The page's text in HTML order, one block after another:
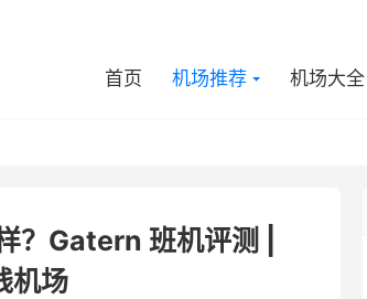
首页 机场推荐 机场大全
Gatern 班机评测 |
机场